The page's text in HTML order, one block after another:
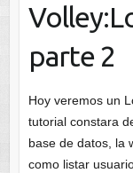
parte 2
Hoy veremos un
tutorial constara
base de datos, la
como listar